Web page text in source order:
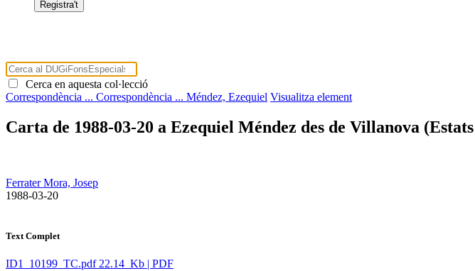
Cerca en aquesta col·lecció
Correspondència ... Correspondència ... Méndez, Ezequiel Visualitza element
Carta de 1988-03-20 a Ezequiel Méndez des de Villanova
Ferrater Mora, Josep
​ 1988-03-20
Text Complet
ID1_10199_TC.pdf 22.14 Kb | PDF